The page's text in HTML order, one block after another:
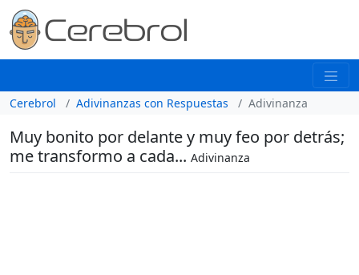
Cerebrol Adivinanzas con Respuestas Adivinanza
Muy bonito por delante y muy feo por detrás;
me transformo a cada... Adivinanza